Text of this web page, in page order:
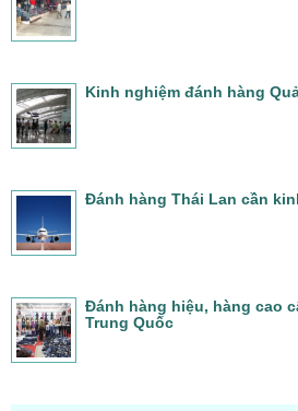
Kinh nghiệm đánh hàng
Đánh hàng Thái Lan cần
Đánh hàng hiệu, hàng cao
Trung Quốc